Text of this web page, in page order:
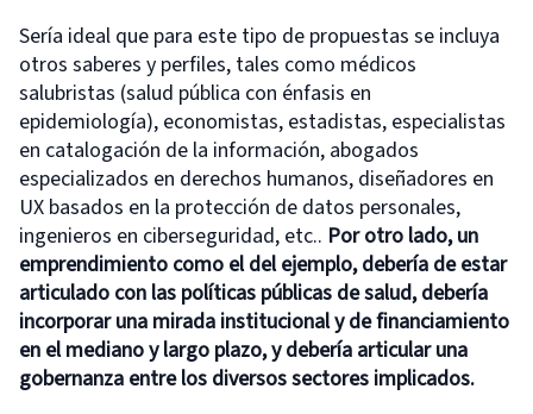
Sería ideal que para este tipo de propuestas se incluya
otros saberes y perfiles, tales como médicos
salubristas (salud pública con énfasis en
epidemiología), economistas, estadistas, especialistas
en catalogación de la información, abogados
especializados en derechos humanos, diseñadores en
UX basados en la protección de datos personales,
ingenieros en ciberseguridad, etc.. Por otro lado, un
emprendimiento como el del ejemplo, debería de estar
articulado con las políticas públicas de salud, debería
incorporar una mirada institucional y de financiamiento
en el mediano y largo plazo, y debería articular una
gobernanza entre los diversos sectores implicados.